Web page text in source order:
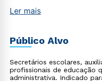
Ler mais
Público Alvo
Secretários escolares,
profissionais de educação
administrativa. Indicado